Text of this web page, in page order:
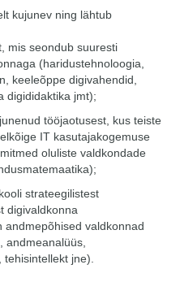
kujunev ning lähtub
mis seondub suuresti
(haridustehnoloogia,
keeleõppe digivahendid,
digididaktika jmt);
tööjaotusest, kus teiste
IT kasutajakogemuse
oluliste valdkondade
strateegilistest
digivaldkonna
andmepõhised valdkonnad
andmeanalüüs,
jne).